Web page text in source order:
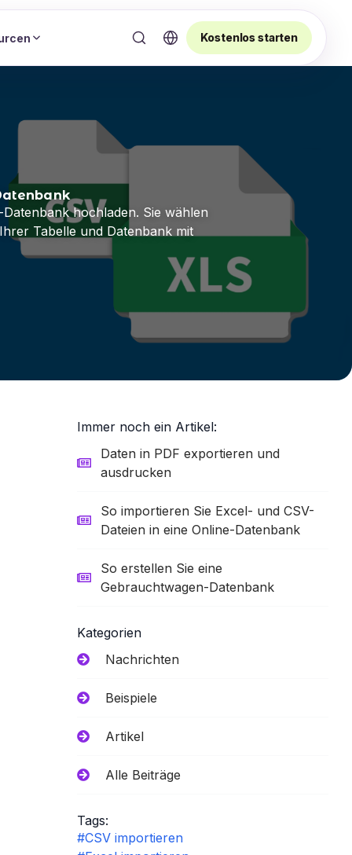
Kostenlos starten
hochladen. Sie wählen
Tabelle und Datenbank mit
Immer noch ein Artikel:
Daten in PDF exportieren und
ausdrucken
So importieren Sie Excel- und CSV-
Dateien in eine Online-Datenbank
So erstellen Sie eine
Gebrauchtwagen-Datenbank
Kategorien
Nachrichten
Beispiele
Artikel
Alle Beiträge
Tags:
#CSV importieren